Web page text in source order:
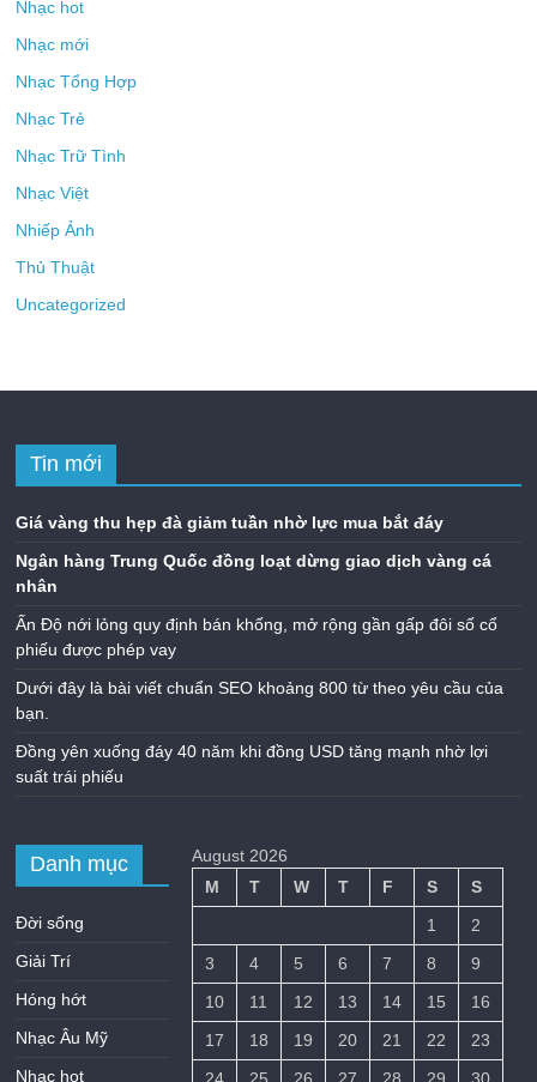
Nhạc hot
Nhạc mới
Nhạc Tổng Hợp
Nhạc Trẻ
Nhạc Trữ Tình
Nhạc Việt
Nhiếp Ảnh
Thủ Thuật
Uncategorized
Tin mới
Giá vàng thu hẹp đà giảm tuần nhờ lực mua bắt đáy
Ngân hàng Trung Quốc đồng loạt dừng giao dịch vàng cá
nhân
Ấn Độ nới lỏng quy định bán khống, mở rộng gần gấp đôi số cổ
phiếu được phép vay
Dưới đây là bài viết chuẩn SEO khoảng 800 từ theo yêu cầu của
bạn.
Đồng yên xuống đáy 40 năm khi đồng USD tăng mạnh nhờ lợi
suất trái phiếu
Danh mục
Đời sống
Giải Trí
Hóng hớt
Nhạc Âu Mỹ
Nhạc hot
August 2026
M
T W T F S
S
1
2
3
4 5 6 7 8
9
10
11 12 13 14 15
16
17
18 19 20 21 22
23